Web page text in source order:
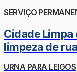
SERVIÇO
Cidade
limpeza de
URNA PARA LEIGOS